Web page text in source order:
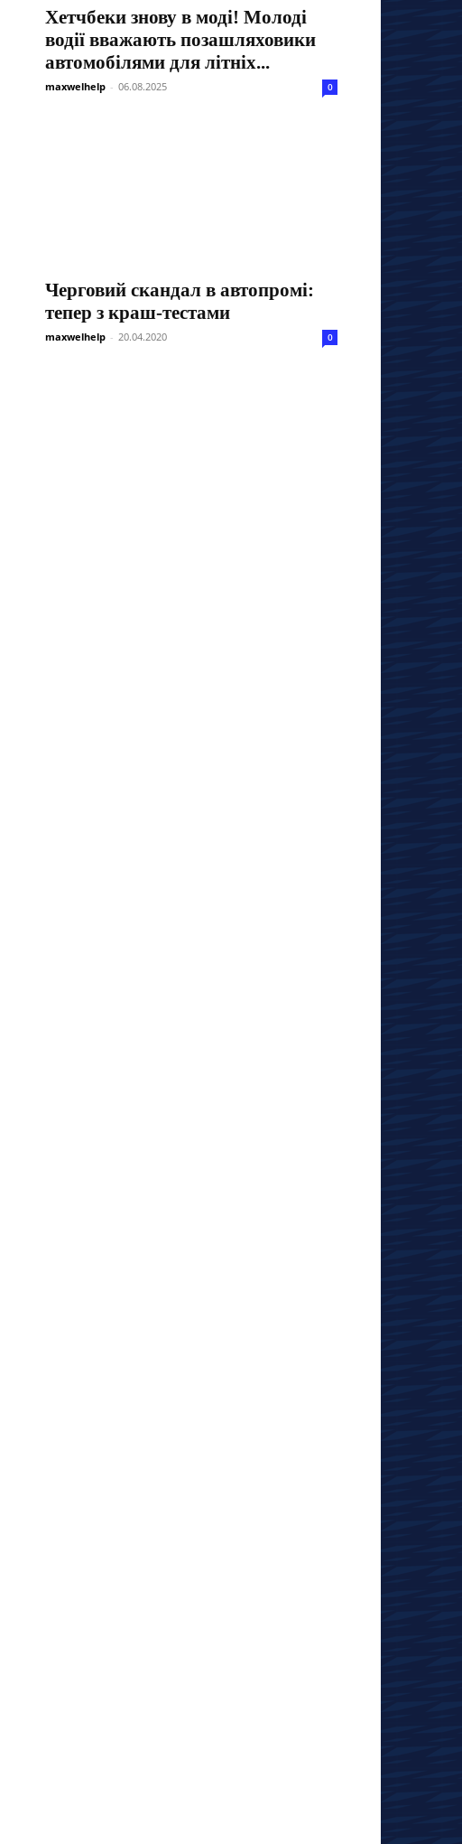
Хетчбеки знову в моді! Молоді
водії вважають позашляховики
автомобілями для літніх...
maxwelhelp - 06.08.2025 0
Черговий скандал в автопромі:
тепер з краш-тестами
maxwelhelp - 20.04.2020 0